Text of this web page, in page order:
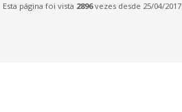
Esta página foi vista 2896vezes desde 25/04/2017